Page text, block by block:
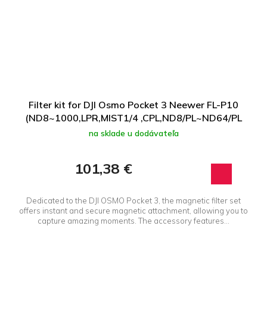
Filter kit for DJI Osmo Pocket 3 Neewer FL-P10
(ND8~1000,LPR,MIST1/4 ,CPL,ND8/PL~ND64/PL
na sklade u dodávateľa
101,38 €
Dedicated to the DJI OSMO Pocket 3, the magnetic filter set
offers instant and secure magnetic attachment, allowing you to
capture amazing moments. The accessory features...